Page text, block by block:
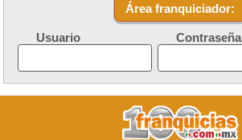
Área franquiciador:
Usuario Contraseña